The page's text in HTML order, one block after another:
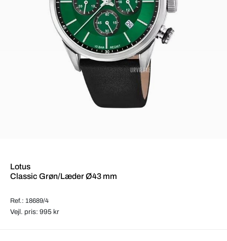
Lotus
Classic Grøn/Læder Ø43 mm
Ref.: 18689/4
Vejl. pris: 995 kr